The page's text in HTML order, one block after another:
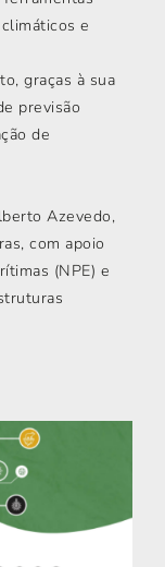
e
graças à sua
previsão
de
Azevedo,
com apoio
(NPE) e